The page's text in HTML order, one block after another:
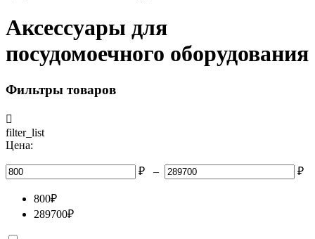
Аксессуары для
посудомоечного оборудования
Фильтры товаров

filter_list
Цена:
₽ – ₽
800₽
289700₽